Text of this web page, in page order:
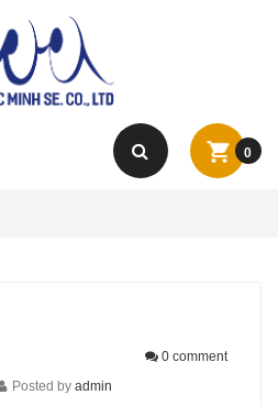
0
0 comment
Posted by admin